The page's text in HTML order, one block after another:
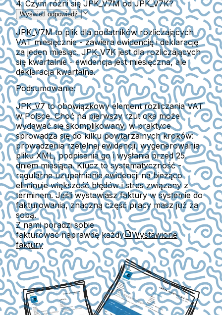
4. Czym różni się JPK_V7M od JPK_V7K?
Wyświetl odpowiedź
JPK_V7M to plik dla podatników rozliczających
VAT miesięcznie - zawiera ewidencję i deklarację
za jeden miesiąc. JPK_V7K jest dla rozliczających
się kwartalnie - ewidencja jest miesięczna, ale
deklaracja kwartalna.
Podsumowanie:
JPK_V7 to obowiązkowy element rozliczania VAT
w Polsce. Choć na pierwszy rzut oka może
wydawać się skomplikowany, w praktyce
sprowadza się do kilku powtarzalnych kroków:
prowadzenia rzetelnej ewidencji, wygenerowania
pliku XML, podpisania go i wysłania przed 25.
dniem miesiąca. Klucz to systematyczność -
regularne uzupełnianie ewidencji na bieżąco
eliminuje większość błędów i stres związany z
terminem. Jeśli wystawiasz faktury w systemie do
fakturowania, znaczną część pracy masz już za
sobą.
Z nami poradzi sobie
fakturować naprawdę każdy
Wystawione
faktury